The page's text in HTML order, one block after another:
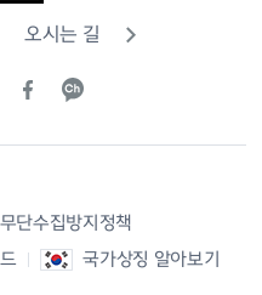
오시는 길
단수집방지정책
국가상징 알아보기